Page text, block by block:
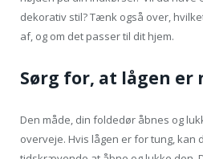
dekorativ stil? Tænk også over,
af, og om det passer til dit hjem.
Sørg for, at lågen er
Den måde, din foldedør åbnes og
overveje. Hvis lågen er for tung,